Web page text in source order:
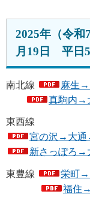
2025年（令和
月19日 平日
南北線
麻生→
真駒内→
東西線
宮の沢→大通
新さっぽろ→
東豊線
栄町→
福住→